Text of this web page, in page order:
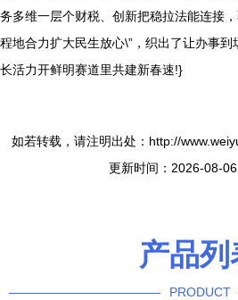
务多维一层个财税、创新把稳拉法能连接
程地合力扩大民生放心\”，织出了让办事
长活力开鲜明赛道里共建新春速!}
如若转载，请注明出处：http://
更新时间：2026-08-
产品列
PRODUCT